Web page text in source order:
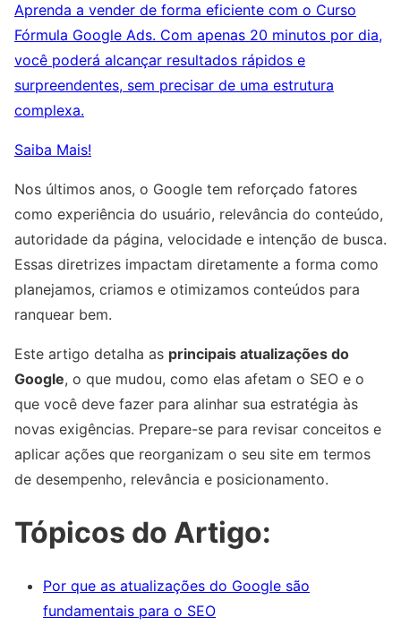
Aprenda a vender de forma eficiente com o Curso
Fórmula Google Ads. Com apenas 20 minutos por dia,
você poderá alcançar resultados rápidos e
surpreendentes, sem precisar de uma estrutura
complexa.
Saiba Mais!
Nos últimos anos, o Google tem reforçado fatores
como experiência do usuário, relevância do conteúdo,
autoridade da página, velocidade e intenção de busca.
Essas diretrizes impactam diretamente a forma como
planejamos, criamos e otimizamos conteúdos para
ranquear bem.
Este artigo detalha as principais atualizações do
Google, o que mudou, como elas afetam o SEO e o
que você deve fazer para alinhar sua estratégia às
novas exigências. Prepare-se para revisar conceitos e
aplicar ações que reorganizam o seu site em termos
de desempenho, relevância e posicionamento.
Tópicos do Artigo:
Por que as atualizações do Google são
fundamentais para o SEO